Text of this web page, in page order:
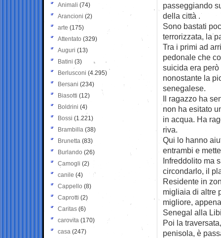
passeggiando
della città .
Sono bastati
terrorizzata, la
Tra i primi ad
pedonale che
suicida era
nonostante la
senegalese.
Il ragazzo ha
non ha esitato
in acqua. Ha
riva.
Qui lo hanno
entrambi e
Infreddolito ma
circondarlo, il
Residente in
migliaia di altre
migliore,
Senegal alla
Poi la
penisola, è
Animali (74)
Arancioni (2)
arte (175)
Attentato (329)
Auguri (13)
Batini (3)
Berlusconi (4.295)
Bersani (234)
Biasotti (12)
Boldrini (4)
Bossi (1.221)
Brambilla (38)
Brunetta (83)
Burlando (26)
Camogli (2)
canile (4)
Cappello (8)
Caprotti (2)
Caritas (6)
carovita (170)
casa (247)